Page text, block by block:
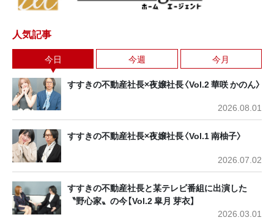
人気記事
今日 今週 今月
すすきの不動産社長×夜嬢社長〈Vol.2 華咲 かのん〉
2026.08.01
すすきの不動産社長×夜嬢社長〈Vol.1 南柚子〉
2026.07.02
すすきの不動産社長と某テレビ番組に出演した
〝野心家〟の今【Vol.2 皐月 芽衣】
2026.03.01